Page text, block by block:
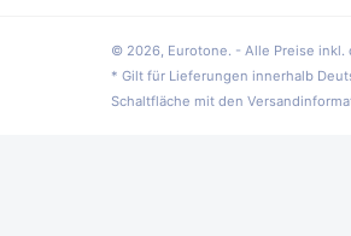
© 2026, Eurotone. - Alle Preise inkl.
* Gilt für Lieferungen innerhalb
Schaltfläche mit den